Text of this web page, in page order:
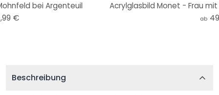
bei Argenteuil
€
ab
Beschreibung